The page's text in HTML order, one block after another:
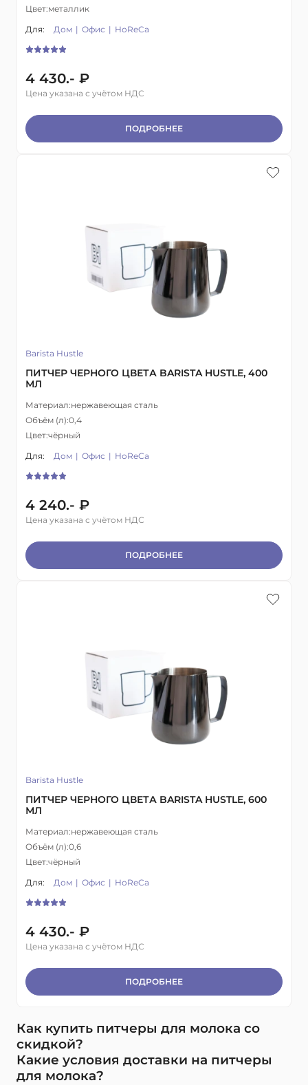
Цвет:металлик
Для:
Дом Офис HoReCa
4 430.- ₽
Цена указана с учётом НДС
ПОДРОБНЕЕ
Barista Hustle
ПИТЧЕР ЧЕРНОГО ЦВЕТА BARISTA HUSTLE, 400
МЛ
Материал:нержавеющая сталь
Объём (л):0,4
Цвет:чёрный
Для:
Дом Офис HoReCa
4 240.- ₽
Цена указана с учётом НДС
ПОДРОБНЕЕ
Barista Hustle
ПИТЧЕР ЧЕРНОГО ЦВЕТА BARISTA HUSTLE, 600
МЛ
Материал:нержавеющая сталь
Объём (л):0,6
Цвет:чёрный
Для:
Дом Офис HoReCa
4 430.- ₽
Цена указана с учётом НДС
ПОДРОБНЕЕ
Как купить питчеры для молока со
скидкой?
Какие условия доставки на питчеры
для молока?